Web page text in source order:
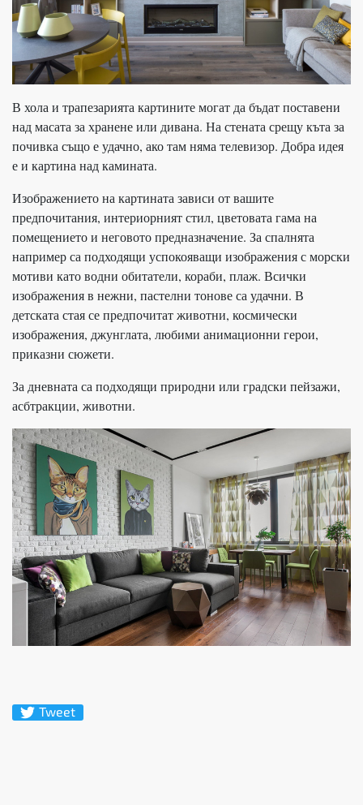
В хола и трапезарията картините могат да бъдат поставени
над масата за хранене или дивана. На стената срещу къта за
почивка също е удачно, ако там няма телевизор. Добра идея
е и картина над камината.
Изображението на картината зависи от вашите
предпочитания, интериорният стил, цветовата гама на
помещението и неговото предназначение. За спалнята
например са подходящи успокояващи изображения с морски
мотиви като водни обитатели, кораби, плаж. Всички
изображения в нежни, пастелни тонове са удачни. В
детската стая се предпочитат животни, космически
изображения, джунглата, любими анимационни герои,
приказни сюжети.
За дневната са подходящи природни или градски пейзажи,
асбтракции, животни.
Tweet